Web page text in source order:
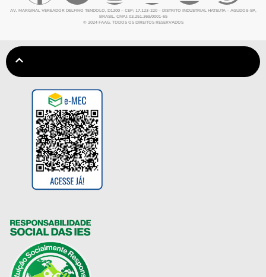
AV. MARGINAL VEREADOR DELFINO TENDOLO, D1200 – CEP: 17.123-220 – DISTRITO INDUSTRIAL HATSUTA – AGUDOS-SP,
BRASIL. CNPJ: 03.251.369/0001-65
© 2024 FAAG. TODOS OS DIREITOS RESERVADOS